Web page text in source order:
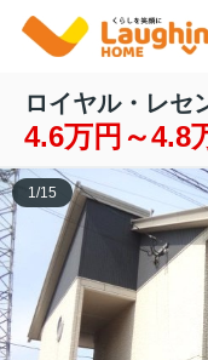
ロイヤル・レセ
4.6万円～4.8
1 /15